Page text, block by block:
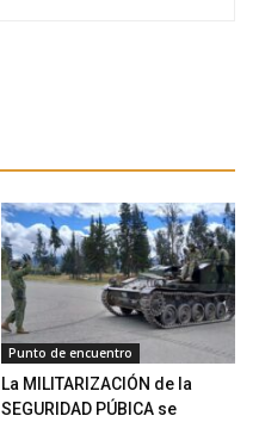
Punto de encuentro
La MILITARIZACIÓN de la
SEGURIDAD PÚBICA se